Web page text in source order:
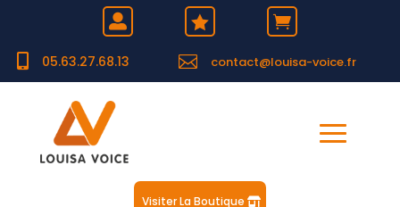
  
 05.63.27.68.13  contact@louisa-voice.fr
Visiter La Boutique